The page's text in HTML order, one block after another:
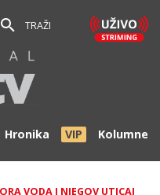
TRAŽI
Hronika VIP Kolumne
VODA I NJEGOV UTICAJ